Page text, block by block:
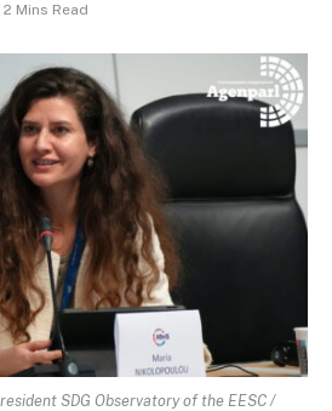
2 Mins Read
SDG Observatory of the EESC /